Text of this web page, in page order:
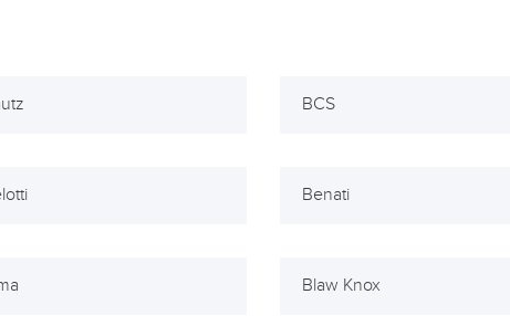
BCS
Benati
Blaw Knox